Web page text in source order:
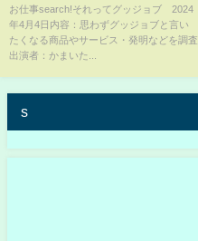
月4日
お仕事search!それってグッジョブ 2024
年4月4日内容：思わずグッジョブと言い
たくなる商品やサービス・発明などを調査
出演者：かまいた...
s